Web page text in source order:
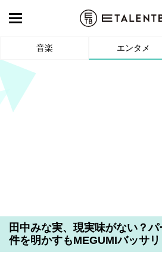
音楽 エンタメ
田中みな実、現実味がない？
件を明かすもMEGUMIバッサリ